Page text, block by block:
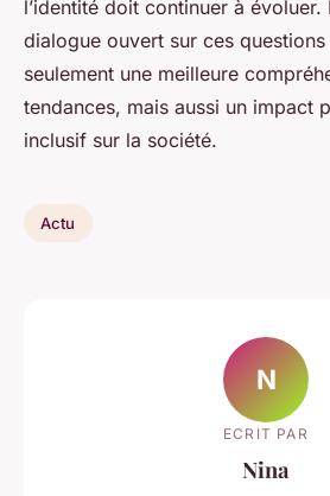
l’identité doit continuer à évoluer.
dialogue ouvert sur ces
seulement une meilleure
tendances, mais aussi un impact
inclusif sur la société.
Actu
N
ECRIT PAR
Nina